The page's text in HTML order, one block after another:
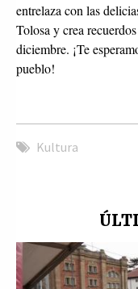
entrelaza con las
Tolosa y crea
diciembre. ¡Te
pueblo!
Kultura